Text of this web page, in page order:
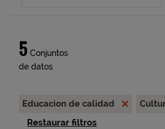
5 Conjuntos
de datos
Educacion de calidad
Restaurar filtros